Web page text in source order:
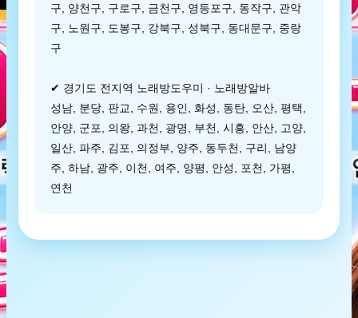
구, 양천구, 구로구, 금천구, 영등포구, 동작구, 관악
구, 노원구, 도봉구, 강북구, 성북구, 동대문구, 중랑
구
✔ 경기도 전지역 노래방도우미 · 노래방알바
성남, 분당, 판교, 수원, 용인, 화성, 동탄, 오산, 평택,
안양, 군포, 의왕, 과천, 광명, 부천, 시흥, 안산, 고양,
일산, 파주, 김포, 의정부, 양주, 동두천, 구리, 남양
주, 하남, 광주, 이천, 여주, 양평, 안성, 포천, 가평,
연천